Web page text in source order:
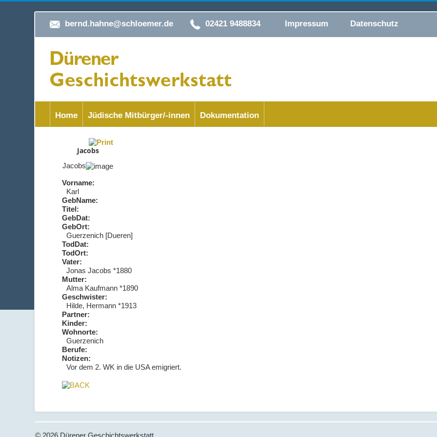
bernd.hahne@schloemer.de 02421 9488834 Impressum Datenschutz
Home Jüdische Mitbürger/-innen Dokumentation
Jacobs
Jacobs
Vorname:
Karl
GebName:
Titel:
GebDat:
GebOrt:
Guerzenich [Dueren]
TodDat:
TodOrt:
Vater:
Jonas Jacobs *1880
Mutter:
Alma Kaufmann *1890
Geschwister:
Hilde, Hermann *1913
Partner:
Kinder:
Wohnorte:
Guerzenich
Berufe:
Notizen:
Vor dem 2. WK in die USA emigriert.
© 2026 Dürener Geschichtswerkstatt